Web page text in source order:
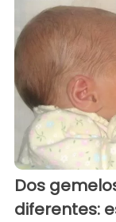
Dos
diferentes: